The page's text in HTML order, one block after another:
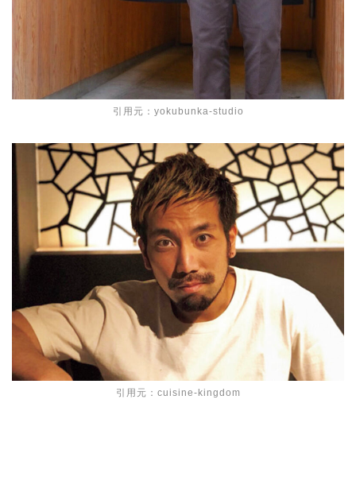
引用元：yokubunka-studio
引用元：cuisine-kingdom